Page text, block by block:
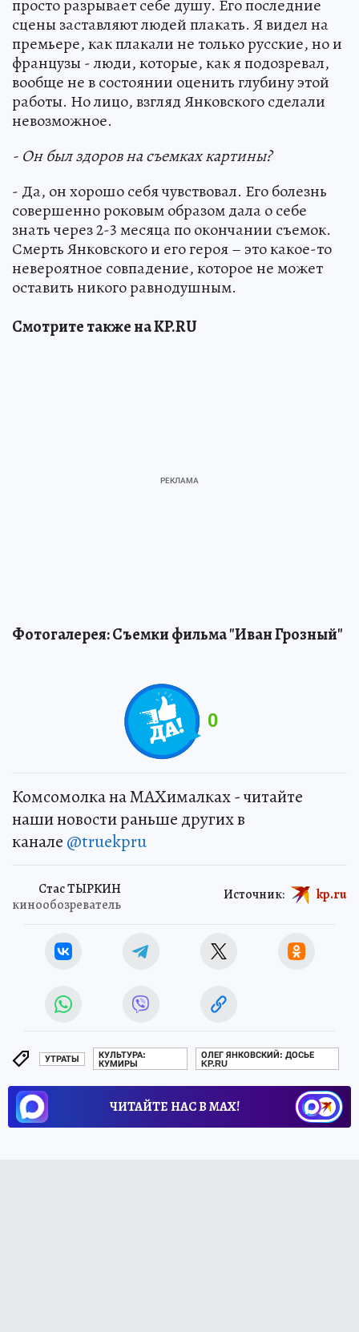
просто разрывает себе душу. Его последние
сцены заставляют людей плакать. Я видел на
премьере, как плакали не только русские, но и
французы - люди, которые, как я подозревал,
вообще не в состоянии оценить глубину этой
работы. Но лицо, взгляд Янковского сделали
невозможное.
- Он был здоров на съемках картины?
- Да, он хорошо себя чувствовал. Его болезнь
совершенно роковым образом дала о себе
знать через 2-3 месяца по окончании съемок.
Смерть Янковского и его героя – это какое-то
невероятное совпадение, которое не может
оставить никого равнодушным.
Смотрите также на KP.RU
Фотогалерея: Съемки фильма "Иван Грозный"
0
Комсомолка на MAXималках - читайте
наши новости раньше других в
канале @truekpru
Стас ТЫРКИН
кинообозреватель
Источник: kp.ru
УТРАТЫ
КУЛЬТУРА:
КУМИРЫ
ОЛЕГ ЯНКОВСКИЙ: ДОСЬЕ
KP.RU
ЧИТАЙТЕ НАС В МАХ!